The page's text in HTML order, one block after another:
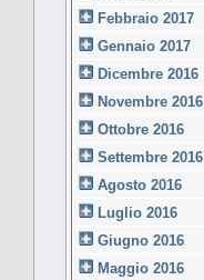
Febbraio 2017
Gennaio 2017
Dicembre 2016
Novembre 2016
Ottobre 2016
Settembre 2016
Agosto 2016
Luglio 2016
Giugno 2016
Maggio 2016